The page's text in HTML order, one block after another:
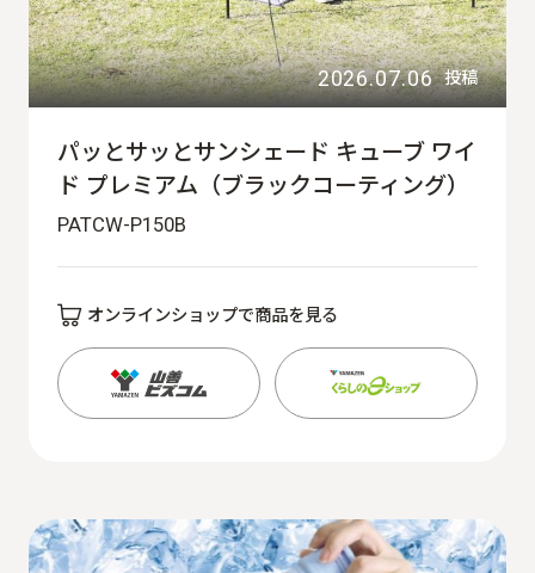
2026.07.06 投稿
パッとサッとサンシェード キューブ ワイ
ド プレミアム（ブラックコーティング）
PATCW-P150B
オンラインショップで商品を見る